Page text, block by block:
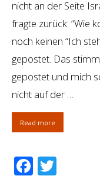
nicht an der Seite
fragte zurück: “Wie
noch keinen “Ich
gepostet. Das
gepostet und mich
nicht auf der …
Read more